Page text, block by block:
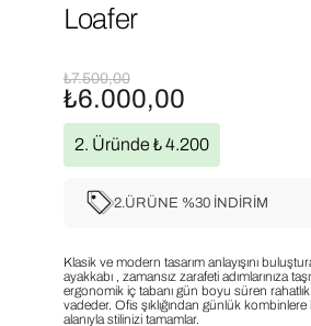
Loafer
₺7.500,00
₺6.000,00
2.ÜRÜNE %30 İNDİRİM
2. Üründe ₺ 4.200
Klasik ve modern tasarım anlayışını
ayakkabı , zamansız zarafeti adımlarınıza
ergonomik iç tabanı gün boyu süren
vadeder. Ofis şıklığından günlük
alanıyla stilinizi tamamlar.